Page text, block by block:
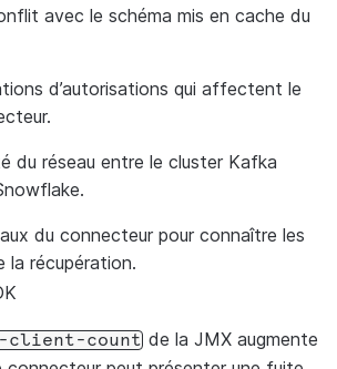
avec le schéma mis en cache du
d’autorisations qui affectent le
du réseau entre le cluster Kafka
du connecteur pour connaître les
la récupération.
client-count de la JMX augmente